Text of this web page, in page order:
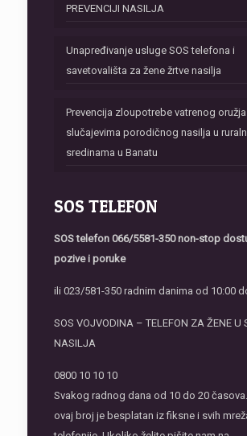
PREVENCIJI NASILJA
Unapređivanje usluge SOS telefona i
savetovališta za žene žrtve nasilja
Prevencija zloupotrebe vatrenog oružja
slučajevima porodičnog nasilja u
sredinama u Banatu
SOS TELEFON
SOS telefon 066/5581-350 non-stop
pozive i poruke
ili 023/581-350 radnim danima od 10:00
SOS VOJVODINA – TELEFON ZA ŽENE U
NASILJA
0800 10 10 10
Svakog radnog dana od 10 do 20
ovaj broj je besplatan iz fiksne i svih